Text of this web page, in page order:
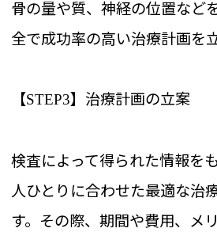
骨の量や質、神経の位置など
全で成功率の高い治療計画を立
【STEP3】治療計画の立案
検査によって得られた情報を
人ひとりに合わせた最適な治
す。その際、期間や費用、メ